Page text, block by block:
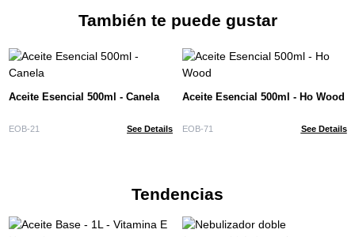
También te puede gustar
Aceite Esencial 500ml - Canela
EOB-21 See Details
Aceite Esencial 500ml - Ho Wood
EOB-71 See Details
Tendencias